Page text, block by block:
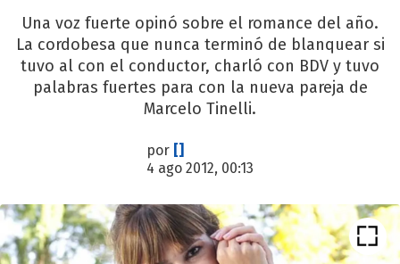
Una voz fuerte opinó sobre el romance del año.
La cordobesa que nunca terminó de blanquear si
tuvo al con el conductor, charló con BDV y tuvo
palabras fuertes para con la nueva pareja de
Marcelo Tinelli.
por []
4 ago 2012, 00:13